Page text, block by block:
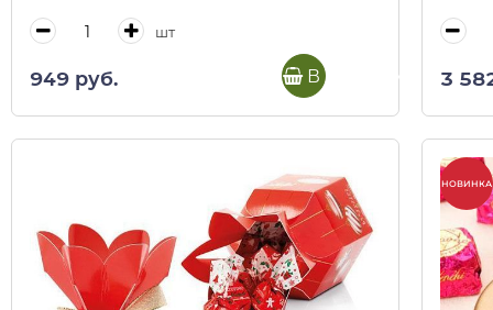
шт
949 руб. В корзину 3
НОВИНКА